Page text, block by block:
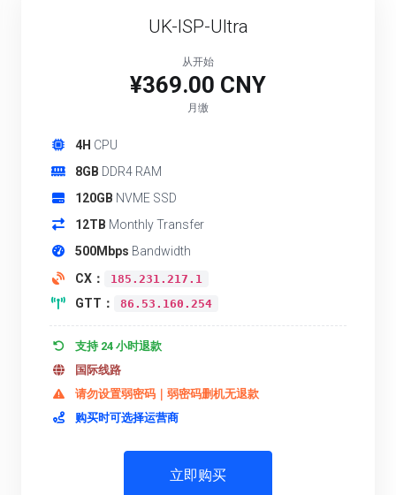
UK-ISP-Ultra
从开始
¥369.00 CNY
月缴
4H CPU
8GB DDR4 RAM
120GB NVME SSD
12TB Monthly Transfer
500Mbps Bandwidth
CX：
185.231.217.1
GTT： 86.53.160.254
支持 24 小时退款
国际线路
请勿设置弱密码｜弱密码删机无退款
购买时可选择运营商
立即购买